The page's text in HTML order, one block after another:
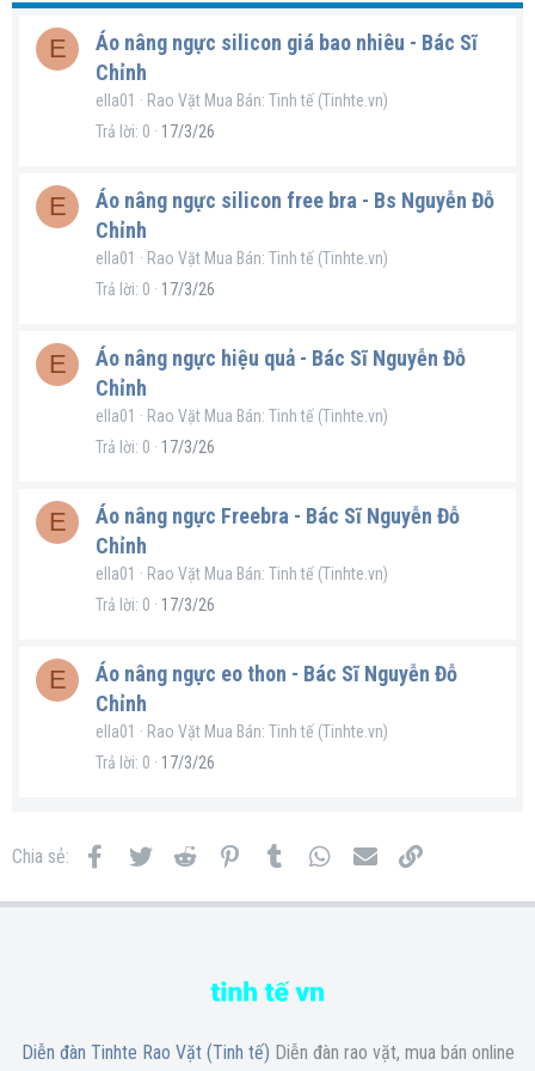
E
Áo nâng ngực silicon giá bao nhiêu - Bác Sĩ
Chỉnh
ella01
Rao Vặt Mua Bán: Tinh tế (Tinhte.vn)
Trả lời 0 17/3/26
E
Áo nâng ngực silicon free bra - Bs Nguyễn Đỗ
Chỉnh
ella01
Rao Vặt Mua Bán: Tinh tế (Tinhte.vn)
Trả lời 0 17/3/26
E
Áo nâng ngực hiệu quả - Bác Sĩ Nguyễn Đỗ
Chỉnh
ella01
Rao Vặt Mua Bán: Tinh tế (Tinhte.vn)
Trả lời 0 17/3/26
E
Áo nâng ngực Freebra - Bác Sĩ Nguyễn Đỗ
Chỉnh
ella01
Rao Vặt Mua Bán: Tinh tế (Tinhte.vn)
Trả lời 0 17/3/26
E
Áo nâng ngực eo thon - Bác Sĩ Nguyễn Đỗ
Chỉnh
ella01
Rao Vặt Mua Bán: Tinh tế (Tinhte.vn)
Trả lời 0 17/3/26
Chia sẻ: FacebookTwitter Reddit PinterestTumblr WhatsApp
Email
Diễn đàn Tinhte Rao Vặt (Tinh tế) Diễn đàn rao vặt, mua bán online